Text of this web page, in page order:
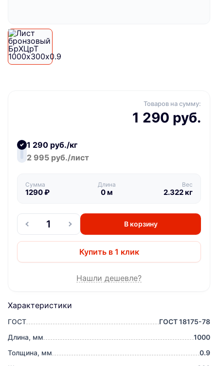
Характеристики
ГОСТ
ГОСТ 18175-78
Длина, мм
1000
Толщина, мм
0.9
Товаров на сумму:
1 290 руб.
1 290 руб./кг
2 995 руб./лист
Сумма
1290₽
Длина
0м
Вес
2.322кг
В корзину
Купить в 1 клик
Нашли дешевле?